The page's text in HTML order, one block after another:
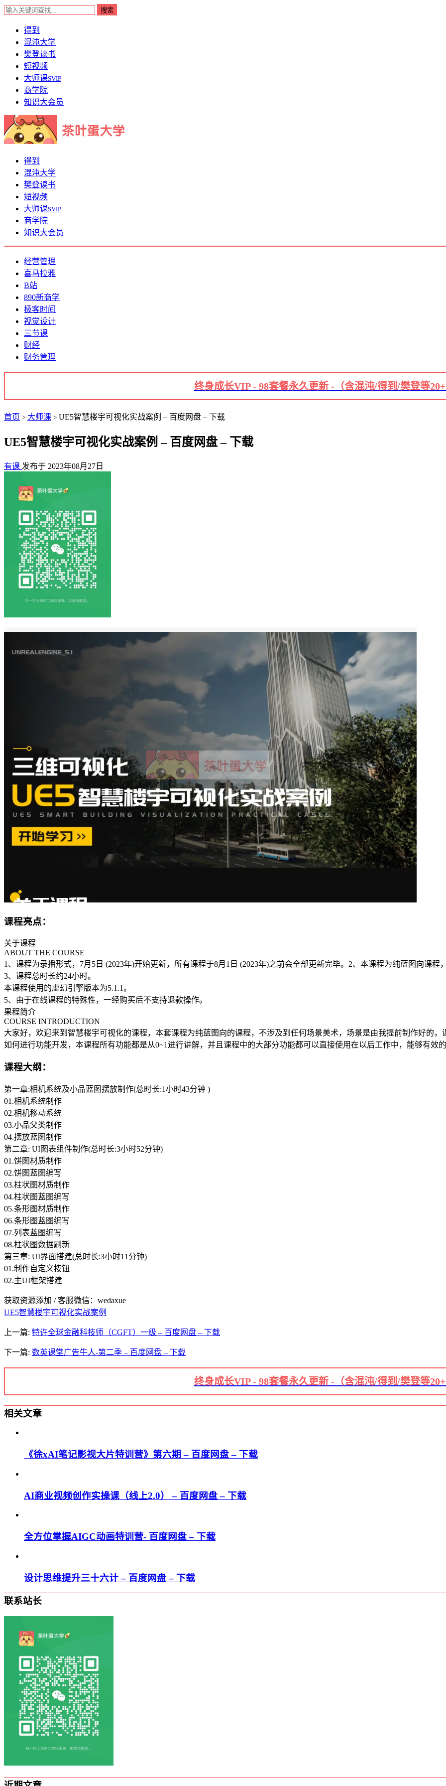
得到
混沌大学
樊登读书
短视频
大师课SVIP
商学院
知识大会员
得到
混沌大学
樊登读书
短视频
大师课SVIP
商学院
知识大会员
经营管理
喜马拉雅
B站
890新商学
极客时间
视觉设计
三节课
财经
财务管理
终身成长VIP - 98套餐永久更新 -（含混沌/得到/樊登等
首页 > 大师课 > UE5智慧楼宇可视化实战案例 – 百度网盘 – 下载
UE5智慧楼宇可视化实战案例 – 百度网盘 – 下载
有课 发布于 2023年08月27日
课程亮点：
关于课程
ABOUT THE COURSE
1、课程为录播形式，7月5日 (2023年)开始更新，所有课程于8月1日 (2023年)之前会全部更新完毕。2、本课程为纯蓝图向课
3、课程总时长约24小时。
本课程使用的虚幻引擎版本为5.1.1。
5、由于在线课程的特殊性，一经购买后不支持退款操作。
果程简介
COURSE INTRODUCTION
大家好，欢迎来到智慧楼宇可视化的课程，本套课程为纯蓝图向的课程，不涉及到任何场景美术，场景是由我提前制作好的
如何进行功能开发，本课程所有功能都是从0~1进行讲解，并且课程中的大部分功能都可以直接使用在以后工作中，能够有效
课程大纲：
第一章:相机系统及小品蓝图摆放制作(总时长:1小时43分钟 )
01.相机系统制作
02.相机移动系统
03.小品父类制作
04.摆放蓝图制作
第二章: UI图表组件制作(总时长:3小时52分钟)
01.饼图材质制作
02.饼图蓝图编写
03.柱状图材质制作
04.柱状图蓝图编写
05.条形图材质制作
06.条形图蓝图编写
07.列表蓝图编写
08.柱状图数据刷新
第三章: UI界面搭建(总时长:3小时11分钟)
01.制作自定义按钮
02.主UI框架搭建
获取资源添加 / 客服微信：wedaxue
UE5智慧楼宇可视化实战案例
上一篇: 特许全球金融科技师（CGFT）一级 – 百度网盘 – 下载
下一篇: 数英课堂广告牛人-第二季 – 百度网盘 – 下载
终身成长VIP - 98套餐永久更新 -（含混沌/得到/樊登等
相关文章
《徐xAI笔记影视大片特训营》第六期 – 百度网盘 – 下载
AI商业视频创作实操课（线上2.0） – 百度网盘 – 下载
全方位掌握AIGC动画特训营- 百度网盘 – 下载
设计思维提升三十六计 – 百度网盘 – 下载
联系站长